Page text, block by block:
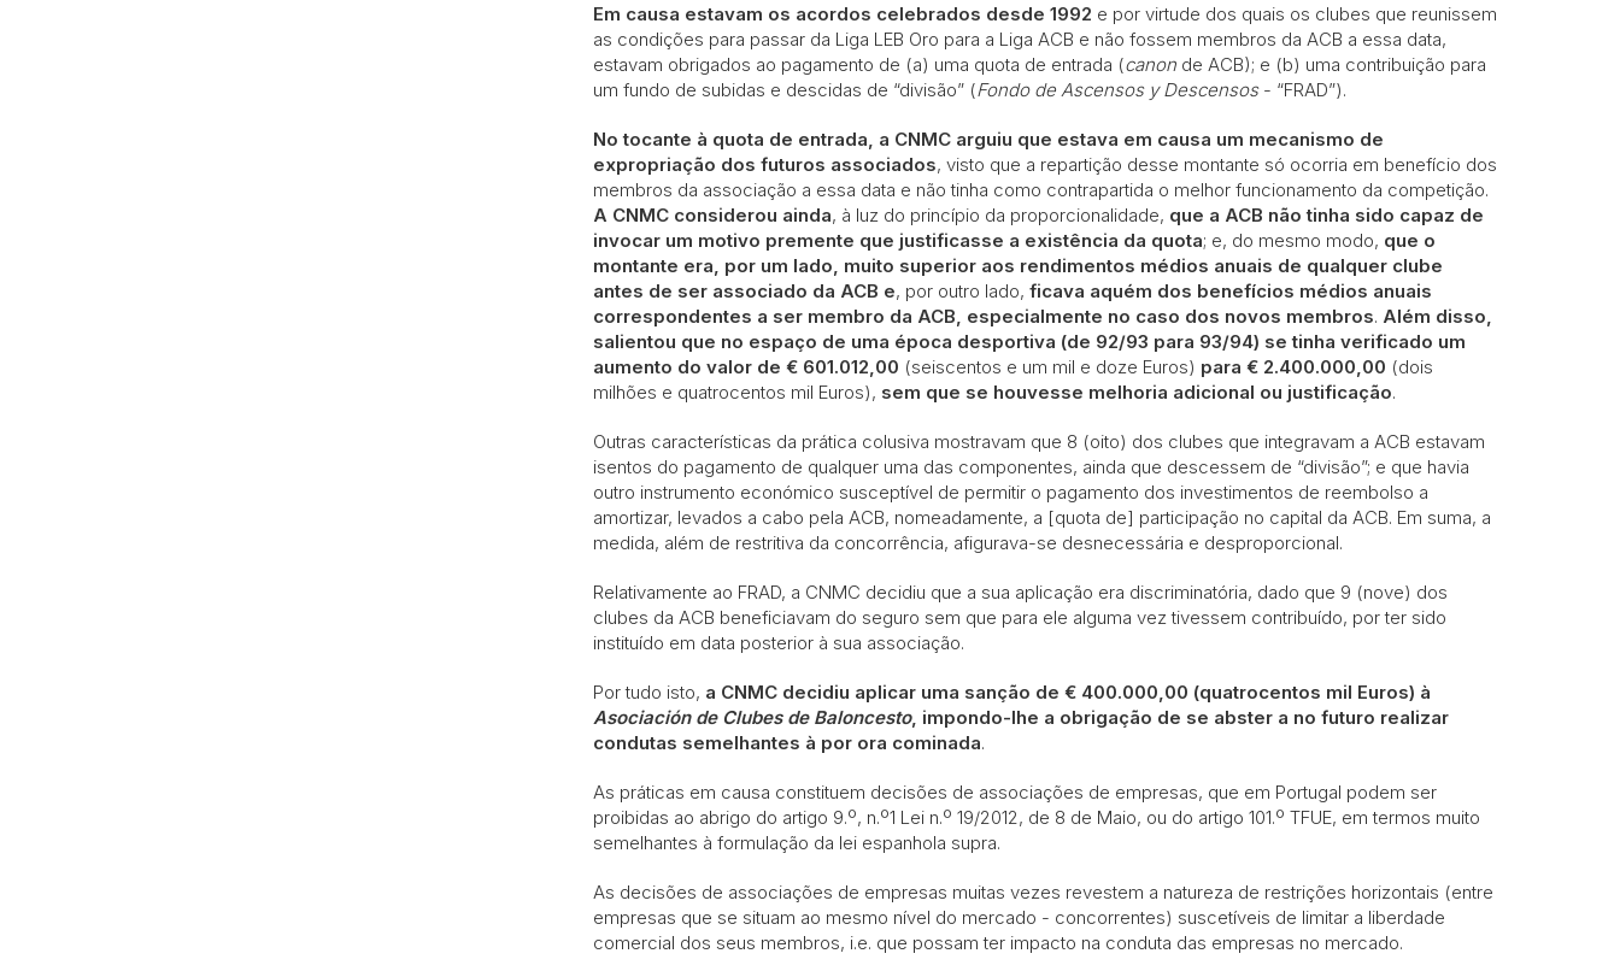
Em causa estavam os acordos celebrados desde 1992 e por virtude dos quais os clubes que reunissem
as condições para passar da Liga LEB Oro para a Liga ACB e não fossem membros da ACB a essa data,
estavam obrigados ao pagamento de (a) uma quota de entrada (canon de ACB); e (b) uma contribuição para
um fundo de subidas e descidas de “divisão” (Fondo de Ascensos y Descensos- “FRAD”).
No tocante à quota de entrada, a CNMC arguiu que estava em causa um mecanismo de
expropriação dos futuros associados, visto que a repartição desse montante só ocorria em benefício dos
membros da associação a essa data e não tinha como contrapartida o melhor funcionamento da competição.
A CNMC considerou ainda, à luz do princípio da proporcionalidade, que a ACB não tinha sido capaz de
invocar um motivo premente que justificasse a existência da quota; e, do mesmo modo, que o
montante era, por um lado, muito superior aos rendimentos médios anuais de qualquer clube
antes de ser associado da ACB e, por outro lado, ficava aquém dos benefícios médios anuais
correspondentes a ser membro da ACB, especialmente no caso dos novos membros. Além disso,
salientou que no espaço de uma época desportiva (de 92/93 para 93/94) se tinha verificado um
aumento do valor de € 601.012,00 (seiscentos e um mil e doze Euros) para € 2.400.000,00 (dois
milhões e quatrocentos mil Euros), sem que se houvesse melhoria adicional ou justificação.
Outras características da prática colusiva mostravam que 8 (oito) dos clubes que integravam a ACB estavam
isentos do pagamento de qualquer uma das componentes, ainda que descessem de “divisão”; e que havia
outro instrumento económico susceptível de permitir o pagamento dos investimentos de reembolso a
amortizar, levados a cabo pela ACB, nomeadamente, a [quota de] participação no capital da ACB. Em suma, a
medida, além de restritiva da concorrência, afigurava-se desnecessária e desproporcional.
Relativamente ao FRAD, a CNMC decidiu que a sua aplicação era discriminatória, dado que 9 (nove) dos
clubes da ACB beneficiavam do seguro sem que para ele alguma vez tivessem contribuído, por ter sido
instituído em data posterior à sua associação.
Por tudo isto, a CNMC decidiu aplicar uma sanção de € 400.000,00 (quatrocentos mil Euros) à
Asociación de Clubes de Baloncesto, impondo-lhe a obrigação de se abster a no futuro realizar
condutas semelhantes à por ora cominada.
As práticas em causa constituem decisões de associações de empresas, que em Portugal podem ser
proibidas ao abrigo do artigo 9.º, n.º1 Lei n.º 19/2012, de 8 de Maio, ou do artigo 101.º TFUE, em termos muito
semelhantes à formulação da lei espanhola supra.
As decisões de associações de empresas muitas vezes revestem a natureza de restrições horizontais (entre
empresas que se situam ao mesmo nível do mercado - concorrentes) suscetíveis de limitar a liberdade
comercial dos seus membros, i.e. que possam ter impacto na conduta das empresas no mercado.